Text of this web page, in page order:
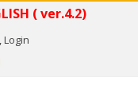
( ver.4.2)
Login